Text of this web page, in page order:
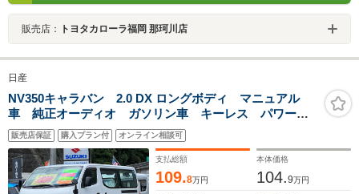
販売店： トヨタカローラ福岡 那珂川店
日産
NV350キャラバン 2.0 DX ロングボディ マニュアル
車 純正オーディオ ガソリン車 キーレス パワーウ
ィンドウ スペアキー 純正ラバーマット ドアバイザ
ー ライトレベライザー
販売店保証 購入プラン付 オンライン相談可
支払総額
109.8万円
本体価格
104.9万円